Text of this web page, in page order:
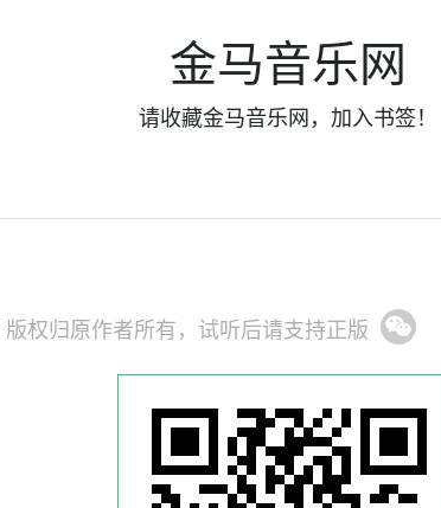
金马音乐网
请收藏金马音乐网，加入书签！
版权归原作者所有，试听后请支持正版